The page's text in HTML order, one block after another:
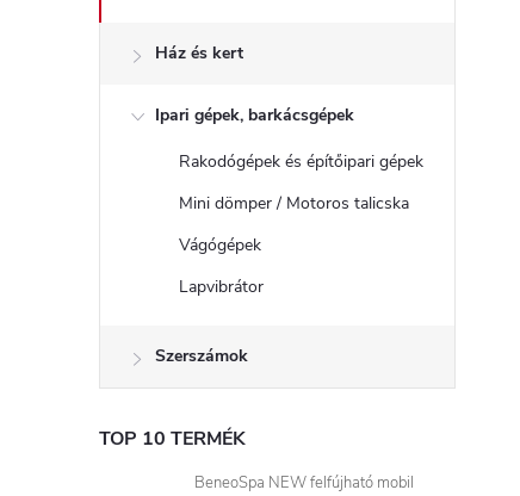
a
Ház és kert
Ipari gépek, barkácsgépek
Rakodógépek és építőipari gépek
Mini dömper / Motoros talicska
Vágógépek
Lapvibrátor
Szerszámok
TOP 10 TERMÉK
BeneoSpa NEW felfújható mobil